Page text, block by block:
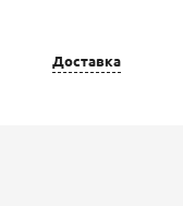
Доставка